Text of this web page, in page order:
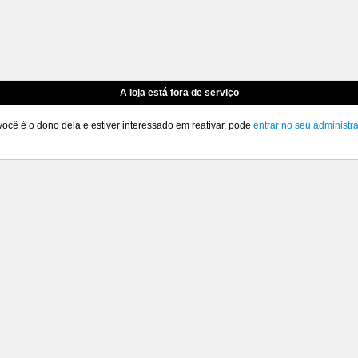
A loja está fora de serviço
é o dono dela e estiver interessado em reativar, pode entrar no seu